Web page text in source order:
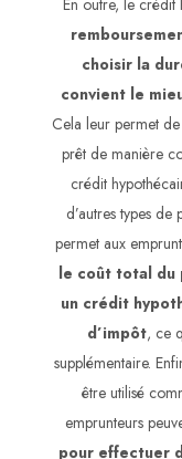
En outre, le
choisir la
convient le
Cela leur permet
prêt de manière
crédit
d’autres types de
permet aux
le coût total du
un crédit
d’impôt, ce
supplémentaire.
être utilisé
emprunteurs
pour effectuer